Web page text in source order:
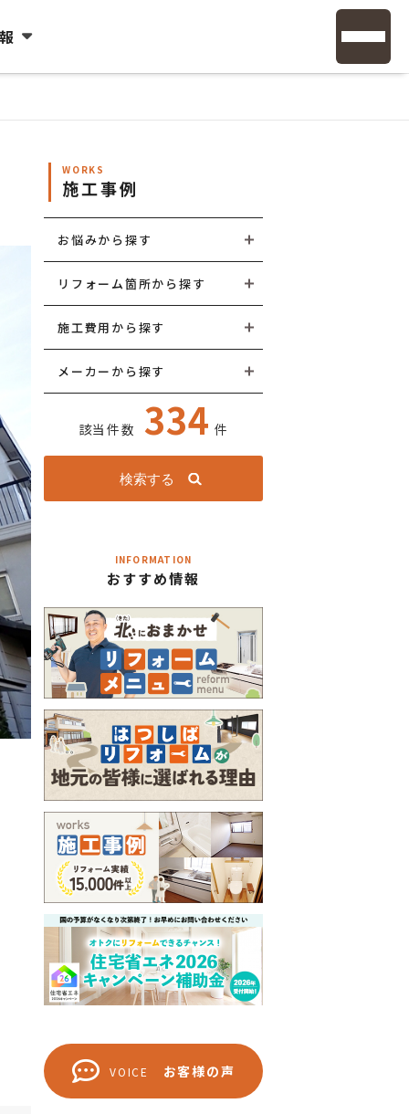
WORKS
施工事例
お悩みから探す
リフォーム箇所から探す
施工費用から探す
メーカーから探す
該当件数 334 件
検索する
INFORMATION
おすすめ情報
VOICE お客様の声